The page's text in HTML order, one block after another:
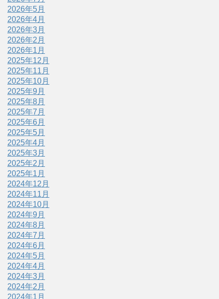
2026年5月
2026年4月
2026年3月
2026年2月
2026年1月
2025年12月
2025年11月
2025年10月
2025年9月
2025年8月
2025年7月
2025年6月
2025年5月
2025年4月
2025年3月
2025年2月
2025年1月
2024年12月
2024年11月
2024年10月
2024年9月
2024年8月
2024年7月
2024年6月
2024年5月
2024年4月
2024年3月
2024年2月
2024年1月